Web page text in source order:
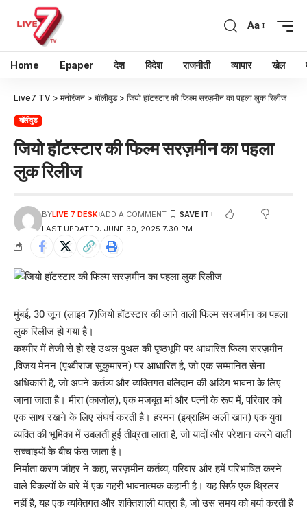
Aa
Home Epaper देश विदेश राजनीती व्यापार खेल
Live7 TV > मनोरंजन > बॉलीवुड> जियो हॉटस्टार की फिल्म सरज़मीन का पहला लुक रिलीज
बॉलीवुड
जियो हॉटस्टार की फिल्म सरज़मीन का पहला
लुक रिलीज
LAST UPDATED: JUNE 30, 2025 7:30 PM
BYLIVE 7 DESK ADD A COMMENT
मुंबई, 30 जून (लाइव 7)जियो हॉटस्टार की आने वाली फिल्म सरज़मीन का पहला
लुक रिलीज हो गया है।
कश्मीर में तेजी से हो रहे उथल-पुथल की पृष्ठभूमि पर आधारित फिल्म सरज़मीन
,विजय मेनन (पृथ्वीराज सुकुमारन) पर आधारित है, जो एक सम्मानित सेना
अधिकारी है, जो अपने कर्तव्य और व्यक्तिगत बलिदान की अडिग भावना के लिए
जाना जाता है। मीरा (काजोल), एक मजबूत मां और पत्नी के रूप में, परिवार को
एक साथ रखने के लिए संघर्ष करती है। हरमन (इब्राहिम अली खान) एक युवा
व्यक्ति की भूमिका में उबलती हुई तीव्रता लाता है, जो यादों और परेशान करने वाली
सच्चाइयों के बीच फंस जाता है।
निर्माता करण जौहर ने कहा, सरज़मीन कर्तव्य, परिवार और हमें परिभाषित करने
वाले विकल्पों के बारे में एक गहरी भावनात्मक कहानी है। यह सिर्फ़ एक थ्रिलर
नहीं है, यह एक व्यक्तिगत और शक्तिशाली यात्रा है, जो उस समय को बयां करती है